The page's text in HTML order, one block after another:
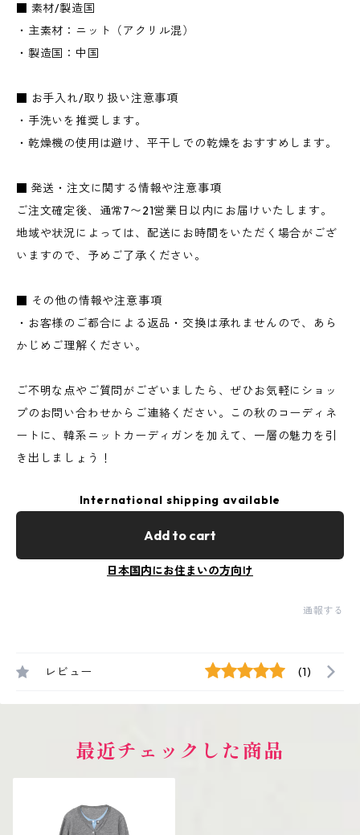
■ 素材/製造国
・主素材：ニット（アクリル混）
・製造国：中国
■ お手入れ/取り扱い注意事項
・手洗いを推奨します。
・乾燥機の使用は避け、平干しでの乾燥をおすすめします。
■ 発送・注文に関する情報や注意事項
ご注文確定後、通常7〜21営業日以内にお届けいたします。
地域や状況によっては、配送にお時間をいただく場合がござ
いますので、予めご了承ください。
■ その他の情報や注意事項
・お客様のご都合による返品・交換は承れませんので、あら
かじめご理解ください。
ご不明な点やご質問がございましたら、ぜひお気軽にショッ
プのお問い合わせからご連絡ください。この秋のコーディネ
ートに、韓系ニットカーディガンを加えて、一層の魅力を引
き出しましょう！
International shipping available
Add to cart
日本国内にお住まいの方向け
通報する
レビュー (1)
最近チェックした商品